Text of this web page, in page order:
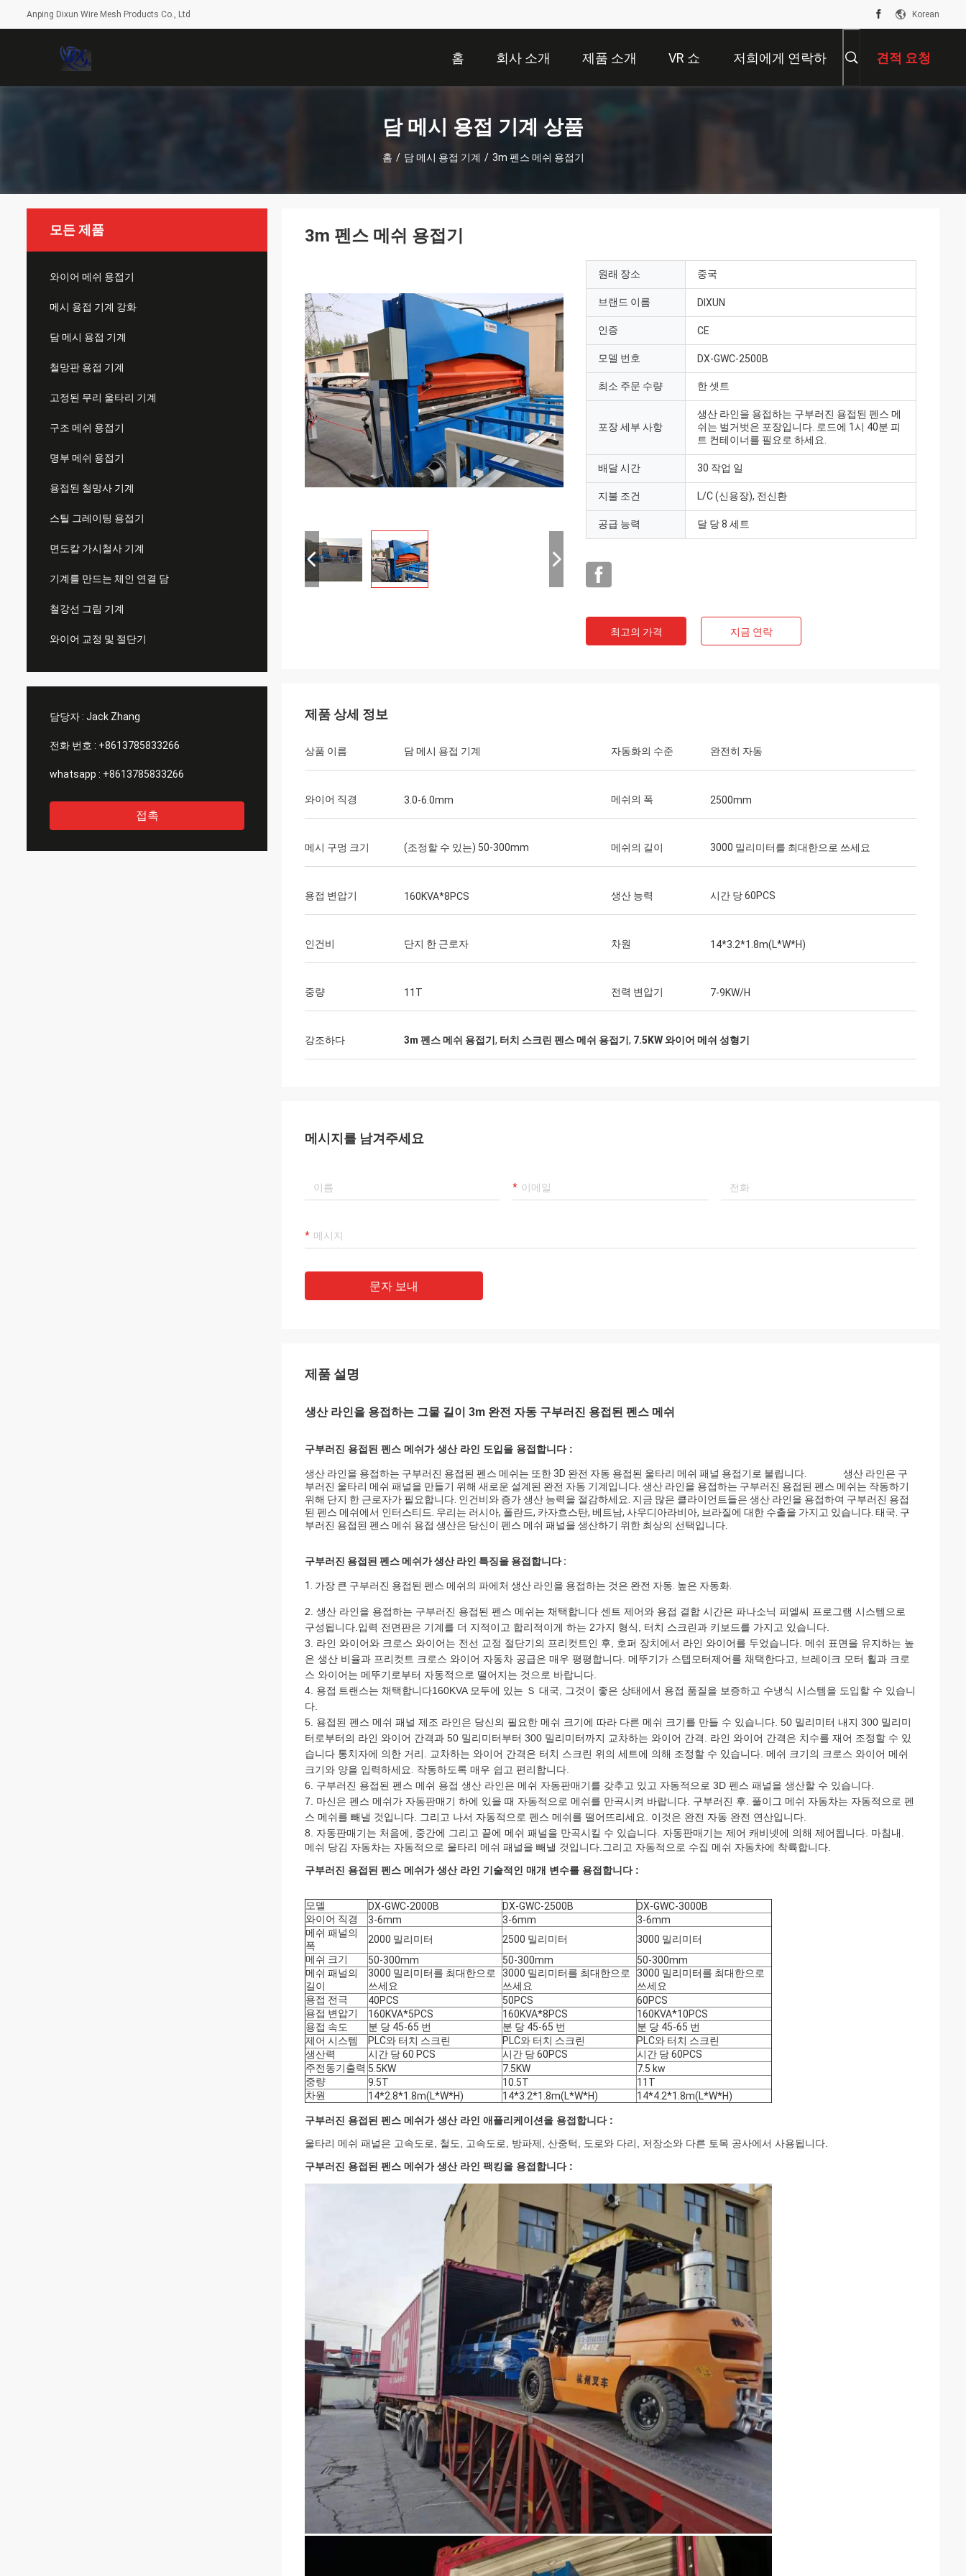
Anping Dixun Wire Mesh Products Co., Ltd Korean
홈 회사 소개 제품 소개 VR 쇼 저희에게 연락하 견적 요청
담 메시 용접 기계 상품
홈 / 담 메시 용접 기계 / 3m 펜스 메쉬 용접기
모든 제품
와이어 메쉬 용접기
메시 용접 기계 강화
담 메시 용접 기계
철망판 용접 기계
고정된 무리 울타리 기계
구조 메쉬 용접기
명부 메쉬 용접기
용접된 철망사 기계
스틸 그레이팅 용접기
면도칼 가시철사 기계
기계를 만드는 체인 연결 담
철강선 그림 기계
와이어 교정 및 절단기
담당자 : Jack Zhang
전화 번호 : +8613785833266
whatsapp : +8613785833266
접촉
3m 펜스 메쉬 용접기
원래 장소 중국
브랜드 이름 DIXUN
인증 CE
모델 번호 DX-GWC-2500B
최소 주문 수량 한 셋트
포장 세부 사항
생산 라인을 용접하는 구부러진 용접된 펜스 메
쉬는 벌거벗은 포장입니다. 로드에 1시 40분 피
트 컨테이너를 필요로 하세요.
배달 시간 30 작업 일
지불 조건 L/C (신용장), 전신환
공급 능력 달 당 8 세트
최고의 가격 지금 연락
제품 상세 정보
상품 이름 담 메시 용접 기계 자동화의 수준 완전히 자동
와이어 직경 3.0-6.0mm 메쉬의 폭 2500mm
메시 구멍 크기 (조정할 수 있는) 50-300mm 메쉬의 길이 3000 밀리미터를 최대한으로 쓰세요
용접 변압기 160KVA*8PCS 생산 능력 시간 당 60PCS
인건비 단지 한 근로자 차원 14*3.2*1.8m(L*W*H)
중량 11T 전력 변압기 7-9KW/H
강조하다 3m 펜스 메쉬 용접기 , 터치 스크린 펜스 메쉬 용접기 , 7.5KW 와이어 메쉬 성형기
메시지를 남겨주세요
문자 보내
제품 설명
생산 라인을 용접하는 그물 길이 3m 완전 자동 구부러진 용접된 펜스 메쉬
구부러진 용접된 펜스 메쉬가 생산 라인 도입을 용접합니다 :
생산 라인을 용접하는 구부러진 용접된 펜스 메쉬는 또한 3D 완전 자동 용접된 울타리 메쉬 패널 용접기로 불립니다. 생산 라인은 구
부러진 울타리 메쉬 패널을 만들기 위해 새로운 설계된 완전 자동 기계입니다. 생산 라인을 용접하는 구부러진 용접된 펜스 메쉬는 작동하기
위해 단지 한 근로자가 필요합니다. 인건비와 증가 생산 능력을 절감하세요. 지금 많은 클라이언트들은 생산 라인을 용접하여 구부러진 용접
된 펜스 메쉬에서 인터스티드. 우리는 러시아, 폴란드, 카자흐스탄, 베트남, 사우디아라비아, 브라질에 대한 수출을 가지고 있습니다. 태국. 구
부러진 용접된 펜스 메쉬 용접 생산은 당신이 펜스 메쉬 패널을 생산하기 위한 최상의 선택입니다.
구부러진 용접된 펜스 메쉬가 생산 라인 특징을 용접합니다 :
1. 가장 큰 구부러진 용접된 펜스 메쉬의 파에처 생산 라인을 용접하는 것은 완전 자동. 높은 자동화.
2. 생산 라인을 용접하는 구부러진 용접된 펜스 메쉬는 채택합니다 센트 제어와 용접 결합 시간은 파나소닉 피엘씨 프로그램 시스템으로
구성됩니다.입력 전면판은 기계를 더 지적이고 합리적이게 하는 2가지 형식, 터치 스크린과 키보드를 가지고 있습니다.
3. 라인 와이어와 크로스 와이어는 전선 교정 절단기의 프리컷트인 후, 호퍼 장치에서 라인 와이어를 두었습니다. 메쉬 표면을 유지하는 높
은 생산 비율과 프리컷트 크로스 와이어 자동차 공급은 매우 평평합니다. 메뚜기가 스텝모터제어를 채택한다고, 브레이크 모터 휠과 크로
스 와이어는 메뚜기로부터 자동적으로 떨어지는 것으로 바랍니다.
4. 용접 트랜스는 채택합니다160KVA 모두에 있는 Ｓ 대국, 그것이 좋은 상태에서 용접 품질을 보증하고 수냉식 시스템을 도입할 수 있습니
다.
5. 용접된 펜스 메쉬 패널 제조 라인은 당신의 필요한 메쉬 크기에 따라 다른 메쉬 크기를 만들 수 있습니다. 50 밀리미터 내지 300 밀리미
터로부터의 라인 와이어 간격과 50 밀리미터부터 300 밀리미터까지 교차하는 와이어 간격. 라인 와이어 간격은 치수를 재어 조정할 수 있
습니다 통치자에 의한 거리. 교차하는 와이어 간격은 터치 스크린 위의 세트에 의해 조정할 수 있습니다. 메쉬 크기의 크로스 와이어 메쉬
크기와 양을 입력하세요. 작동하도록 매우 쉽고 편리합니다.
6. 구부러진 용접된 펜스 메쉬 용접 생산 라인은 메쉬 자동판매기를 갖추고 있고 자동적으로 3D 펜스 패널을 생산할 수 있습니다.
7. 마신은 펜스 메쉬가 자동판매기 하에 있을 때 자동적으로 메쉬를 만곡시켜 바랍니다. 구부러진 후. 풀이그 메쉬 자동차는 자동적으로 펜
스 메쉬를 빼낼 것입니다. 그리고 나서 자동적으로 펜스 메쉬를 떨어뜨리세요. 이것은 완전 자동 완전 연산입니다.
8.
자동판매기는 처음에, 중간에 그리고 끝에 메쉬 패널을 만곡시킬 수 있습니다. 자동판매기는 제어 캐비넷에 의해 제어됩니다. 마침내.
메쉬 당김 자동차는 자동적으로 울타리 메쉬 패널을 빼낼 것입니다.그리고 자동적으로 수집 메쉬 자동차에 착륙합니다.
구부러진 용접된 펜스 메쉬가 생산 라인 기술적인 매개 변수를 용접합니다 :
모델 DX-GWC-2000B DX-GWC-2500B
DX-GWC-3000B
와이어 직경
3-6mm 3-6mm
3-6mm
메쉬 패널의
폭
2000 밀리미터 2500 밀리미터
3000 밀리미터
메쉬 크기
50-300mm 50-300mm
50-300mm
메쉬 패널의
길이
3000 밀리미터를 최대한으로
쓰세요
3000 밀리미터를 최대한으로
쓰세요
3000 밀리미터를 최대한으로
쓰세요
용접 전극
40PCS 50PCS
60PCS
용접 변압기
160KVA*5PCS 160KVA*8PCS
160KVA*10PCS
용접 속도
분 당 45-65 번 분 당 45-65 번
분 당 45-65 번
제어 시스템
PLC와 터치 스크린 PLC와 터치 스크린
PLC와 터치 스크린
생산력
시간 당 60 PCS 시간 당 60PCS
시간 당 60PCS
주전동기출력 5.5KW 7.5KW
7.5 kw
중량
9.5T 10.5T
11T
차원
14*2.8*1.8m(L*W*H) 14*3.2*1.8m(L*W*H) 14*4.2*1.8m(L*W*H)
구부러진 용접된 펜스 메쉬가 생산 라인 애플리케이션을 용접합니다 :
울타리 메쉬 패널은 고속도로, 철도, 고속도로, 방파제, 산중턱, 도로와 다리, 저장소와 다른 토목 공사에서 사용됩니다.
구부러진 용접된 펜스 메쉬가 생산 라인 팩킹을 용접합니다 :